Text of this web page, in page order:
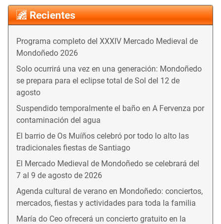
Recientes
Programa completo del XXXIV Mercado Medieval de
Mondoñedo 2026
Solo ocurrirá una vez en una generación: Mondoñedo
se prepara para el eclipse total de Sol del 12 de
agosto
Suspendido temporalmente el baño en A Fervenza por
contaminación del agua
El barrio de Os Muíños celebró por todo lo alto las
tradicionales fiestas de Santiago
El Mercado Medieval de Mondoñedo se celebrará del
7 al 9 de agosto de 2026
Agenda cultural de verano en Mondoñedo: conciertos,
mercados, fiestas y actividades para toda la familia
María do Ceo ofrecerá un concierto gratuito en la